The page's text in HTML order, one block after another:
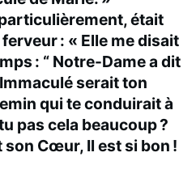
était
: « Elle me disait
: “ Notre-Dame a dit
serait ton
qui te conduirait à
pas cela beaucoup ?
son Cœur, Il est si bon !